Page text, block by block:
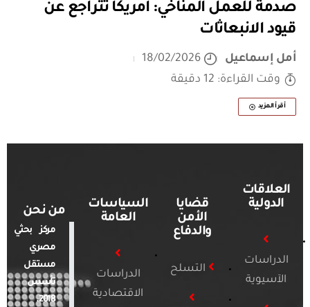
صدمة للعمل المناخي: أمريكا تتراجع عن
قيود الانبعاثات
أمل إسماعيل
18/02/2026
وقت القراءة: 12 دقيقة
أقرأ المزيد
العلاقات
الدولية
الدراسات
الآسيوية
قضايا
الأمن
والدفاع
التسلح
السياسات
العامة
الدراسات
الاقتصادية
من نحن
مركز بحثي
مصري
مستقل
تأسس
2018.